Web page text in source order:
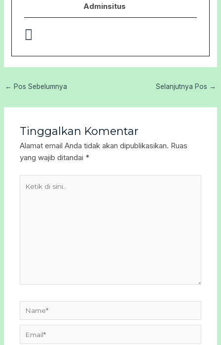
Adminsitus
← Pos Sebelumnya Selanjutnya Pos →
Tinggalkan Komentar
Alamat email Anda tidak akan dipublikasikan. Ruas
yang wajib ditandai *
Name*
Email*